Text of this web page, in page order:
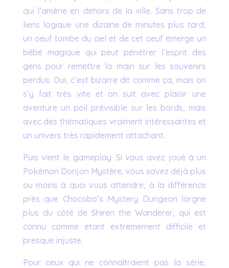
qui l’amène en dehors de la ville. Sans trop de
liens logique une dizaine de minutes plus tard,
un oeuf tombe du ciel et de cet oeuf émerge un
bébé magique qui peut pénétrer l’esprit des
gens pour remettre la main sur les souvenirs
perdus. Oui, c’est bizarre dit comme ça, mais on
s’y fait très vite et on suit avec plaisir une
aventure un poil prévisible sur les bords, mais
avec des thématiques vraiment intéressantes et
un univers très rapidement attachant.
Puis vient le gameplay. Si vous avez joué à un
Pokémon Donjon Mystère, vous savez déjà plus
ou moins à quoi vous attendre, à la différence
près que Chocobo’s Mystery Dungeon lorgne
plus du côté de Shiren the Wanderer, qui est
connu comme étant extrêmement difficile et
presque injuste.
Pour ceux qui ne connaîtraient pas la série,